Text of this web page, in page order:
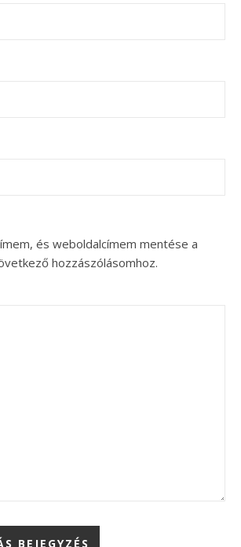
és weboldalcímem mentése a
hozzászólásomhoz.